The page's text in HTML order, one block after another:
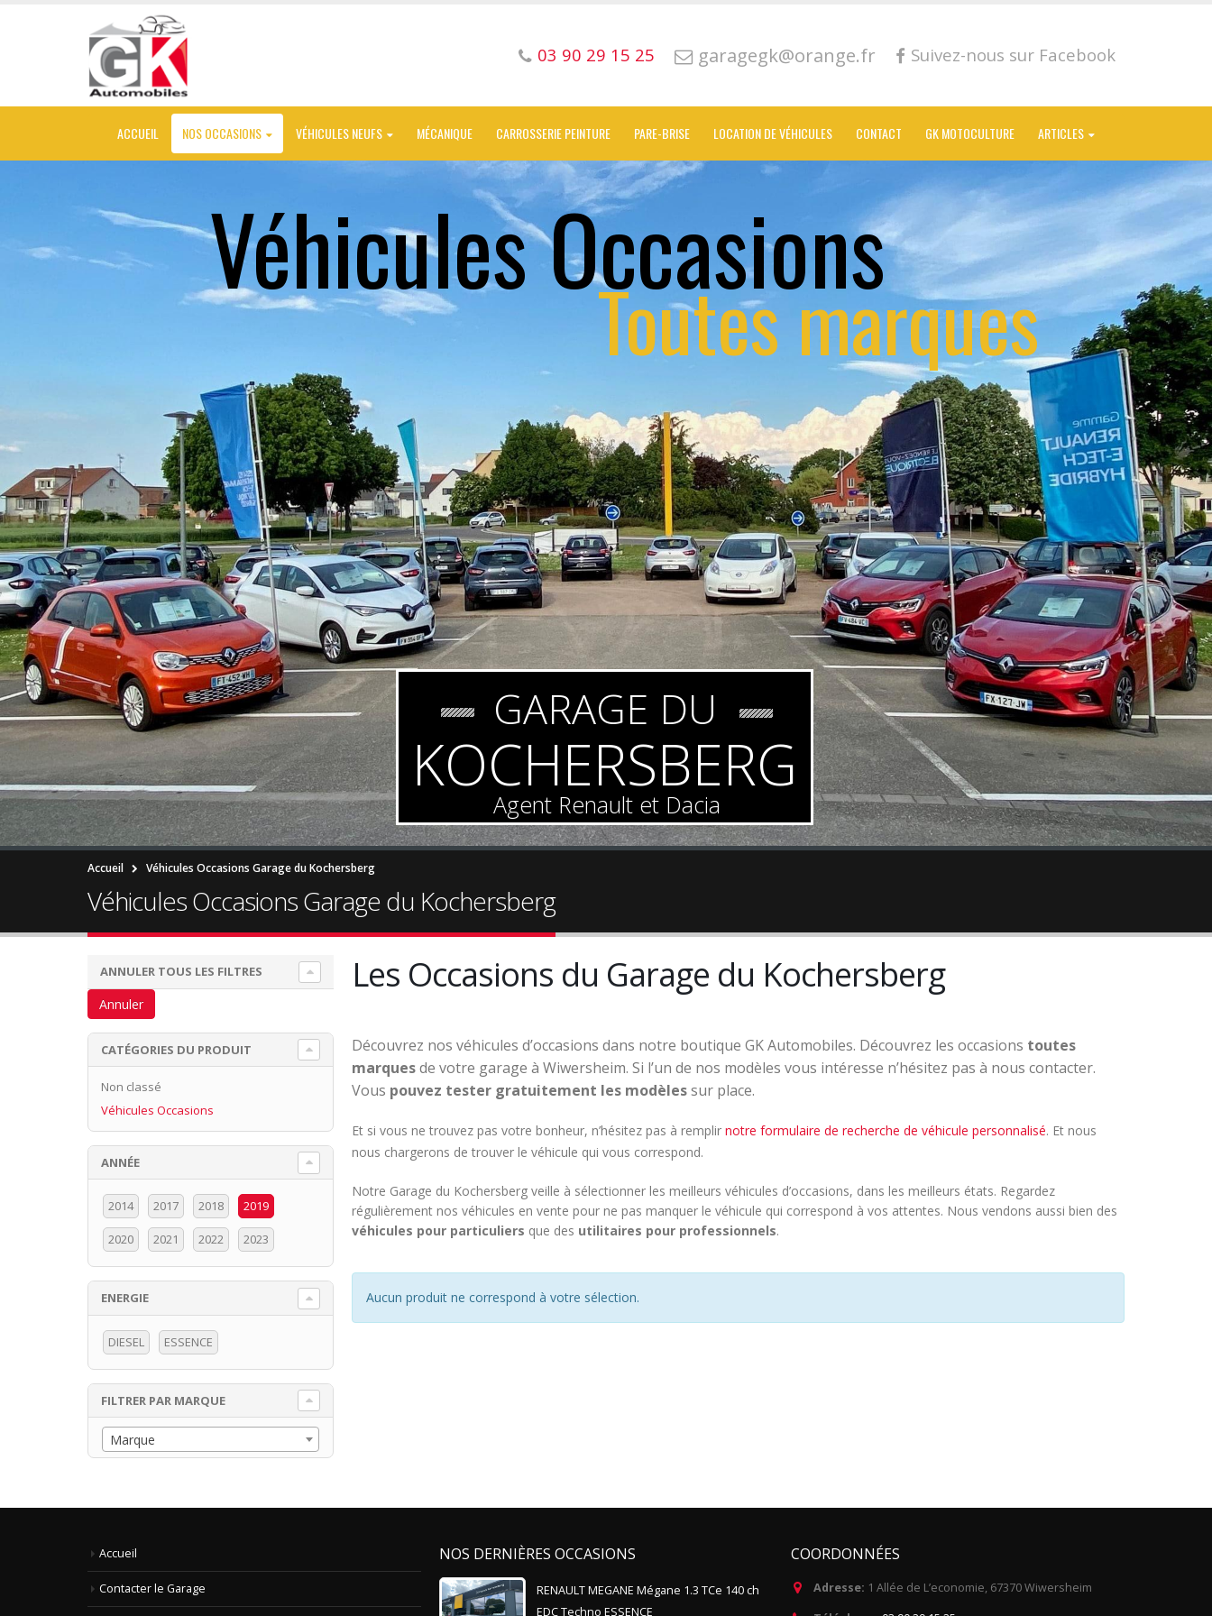
03 90 29 15 25 garagegk@orange.fr Suivez-nous sur Facebook
ACCUEIL NOS OCCASIONS VÉHICULES NEUFS MÉCANIQUE CARROSSERIE PEINTURE PARE-BRISE LOCATION DE VÉHICULES CONTACT GK MOTOCULTURE ARTICLES
KOCHERSBERG
GARAGE DU
Agent Renault et Dacia
Toutes marques
Véhicules Occasions
Accueil Véhicules Occasions Garage du Kochersberg
Véhicules Occasions Garage du Kochersberg
Les Occasions du Garage du Kochersberg
Découvrez nos véhicules d’occasions dans notre boutique GK Automobiles. Découvrez les occasions toutes
marquesde votre garage à Wiwersheim. Si l’un de nos modèles vous intéresse n’hésitez pas à nous contacter.
Vous pouvez tester gratuitement les modèlessur place.
Et si vous ne trouvez pas votre bonheur, n’hésitez pas à remplir notre formulaire de recherche de véhicule personnalisé. Et nous
nous chargerons de trouver le véhicule qui vous correspond.
Notre Garage du Kochersberg veille à sélectionner les meilleurs véhicules d’occasions, dans les meilleurs états. Regardez
régulièrement nos véhicules en vente pour ne pas manquer le véhicule qui correspond à vos attentes. Nous vendons aussi bien des
véhicules pour particuliers que des utilitaires pour professionnels.
Aucun produit ne correspond à votre sélection.
ANNULER TOUS LES FILTRES
Annuler
CATÉGORIES DU PRODUIT
Non classé
Véhicules Occasions
ANNÉE
2014 2017 2018 2019
2020 2021 2022 2023
ENERGIE
DIESEL ESSENCE
FILTRER PAR MARQUE
Marque
Accueil
Contacter le Garage
NOS DERNIÈRES OCCASIONS
RENAULT MEGANE Mégane 1.3 TCe 140 ch
EDC Techno ESSENCE
COORDONNÉES
Adresse: 1 Allée de L’economie, 67370 Wiwersheim